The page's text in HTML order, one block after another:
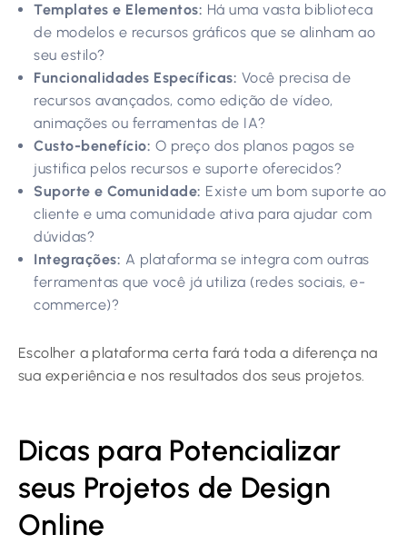
Templates e Elementos: Há uma vasta biblioteca
de modelos e recursos gráficos que se alinham ao
seu estilo?
Funcionalidades Específicas: Você precisa de
recursos avançados, como edição de vídeo,
animações ou ferramentas de IA?
Custo-benefício: O preço dos planos pagos se
justifica pelos recursos e suporte oferecidos?
Suporte e Comunidade: Existe um bom suporte ao
cliente e uma comunidade ativa para ajudar com
dúvidas?
Integrações: A plataforma se integra com outras
ferramentas que você já utiliza (redes sociais, e-
commerce)?
Escolher a plataforma certa fará toda a diferença na
sua experiência e nos resultados dos seus projetos.
Dicas para Potencializar
seus Projetos de Design
Online